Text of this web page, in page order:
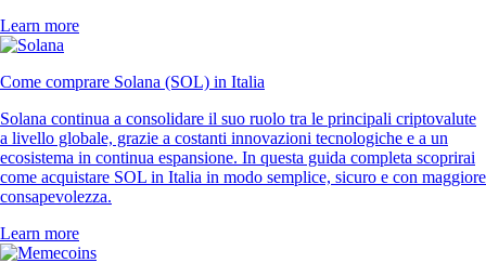
Learn more
Come comprare Solana (SOL) in Italia
Solana continua a consolidare il suo ruolo tra le principali criptovalute
a livello globale, grazie a costanti innovazioni tecnologiche e a un
ecosistema in continua espansione. In questa guida completa scoprirai
come acquistare SOL in Italia in modo semplice, sicuro e con maggiore
consapevolezza.
Learn more